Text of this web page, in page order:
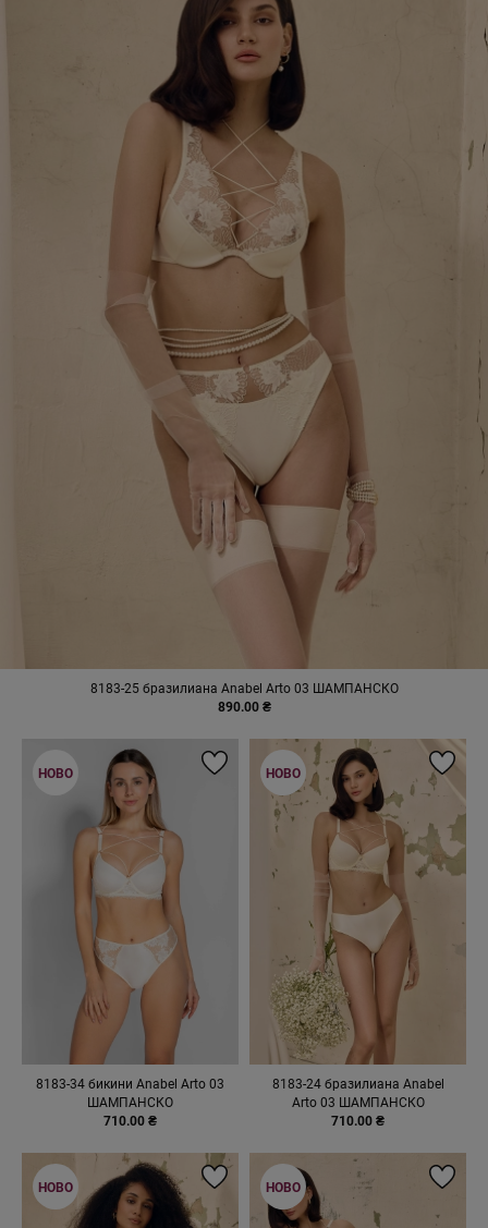
8183-25 бразилиана Anabel Arto 03 ШАМПАНСКО
890.00 ₴
8183-34 бикини Anabel Arto 03
ШАМПАНСКО
710.00 ₴
НОВО
8183-24 бразилиана Anabel
Arto 03 ШАМПАНСКО
710.00 ₴
НОВО
НОВО НОВО